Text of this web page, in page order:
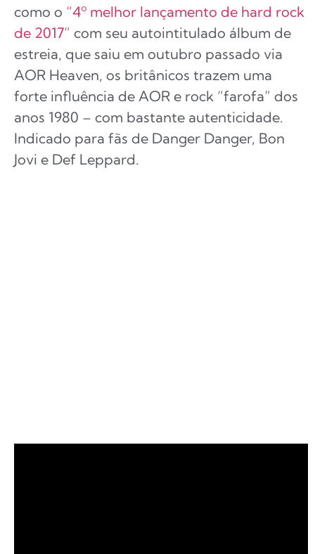
como o “4º melhor lançamento de hard rock
de 2017” com seu autointitulado álbum de
estreia, que saiu em outubro passado via
AOR Heaven, os britânicos trazem uma
forte influência de AOR e rock “farofa” dos
anos 1980 – com bastante autenticidade.
Indicado para fãs de Danger Danger, Bon
Jovi e Def Leppard.